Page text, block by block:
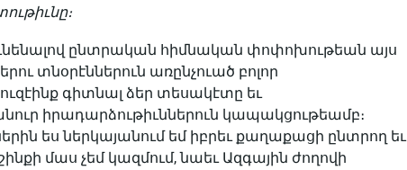
ընտրական հիմնական փոփոխութեան այս
տնօրէններուն առընչուած բոլոր
գիտնալ ձեր տեսակէտը եւ
իրադարձութիւններուն կապակցութեամբ։
ես ներկայանում եմ իբրեւ քաղաքացի ընտրող եւ
մաս չեմ կազմում, նաեւ Ազգային ժողովի